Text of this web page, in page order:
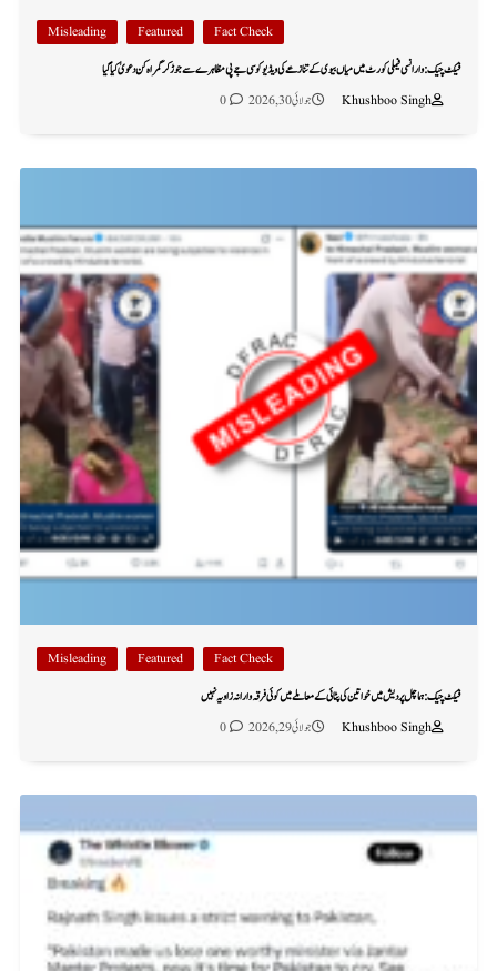
Fact Check
Featured
Misleading
فیکٹ چیک: وارانسی فیملی کورٹ میں میاں بیوی کے تنازعے کی ویڈیو کو سی جے پی مظاہرے سے جوڑ کر گمراہ کن دعویٰ کیا گیا
Khushboo Singh
جولائی 30, 2026 0
Fact Check
Featured
Misleading
فیکٹ چیک: ہماچل پردیش میں خواتین کی پٹائی کے معاملے میں کوئی فرقہ وارانہ زاویہ نہیں
Khushboo Singh
جولائی 29, 2026 0